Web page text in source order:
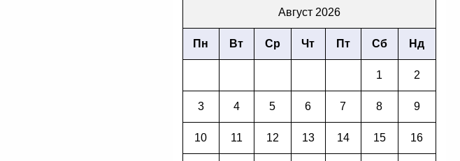
Август 2026
Пн Вт Ср Чт Пт Сб Нд
1 2
3 4 5 6 7 8 9
10 11 12 13 14 15 16